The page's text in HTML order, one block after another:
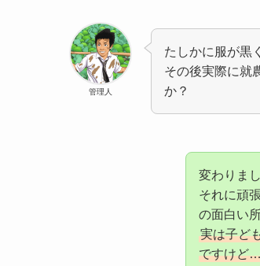
管理人
たしかに服が黒
その後実際に就
か？
変わりま
それに頑
の面白い
実は子ど
ですけ